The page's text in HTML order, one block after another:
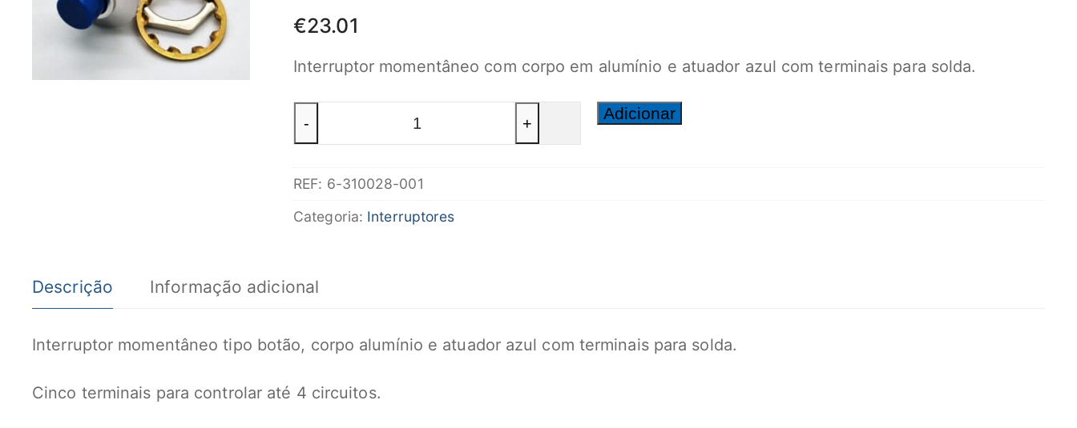
€23.01
Interruptor momentâneo com corpo em alumínio e atuador azul com terminais para solda.
de
31516
Interruptor
OTTO
5A
- +
Adicionar
REF: 6-310028-001
Categoria: Interruptores
Descrição Informação adicional
Interruptor momentâneo tipo botão, corpo alumínio e atuador azul com terminais para solda.
Cinco terminais para controlar até 4 circuitos.